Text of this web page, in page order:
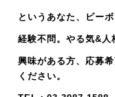
というあなた、ビー
経験不問。やる気&人
興味がある方、応募
ください。